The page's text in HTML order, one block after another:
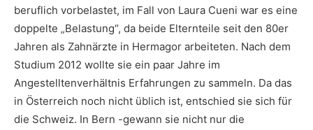
beruflich vorbelastet, im Fall von Laura Cueni war es eine
doppelte „Belastung“, da beide Elternteile seit den 80er
Jahren als Zahnärzte in Hermagor arbeiteten. Nach dem
Studium 2012 wollte sie ein paar Jahre im
Angestelltenverhältnis Erfahrungen zu sammeln. Da das
in Österreich noch nicht üblich ist, entschied sie sich für
die Schweiz. In Bern -gewann sie nicht nur die